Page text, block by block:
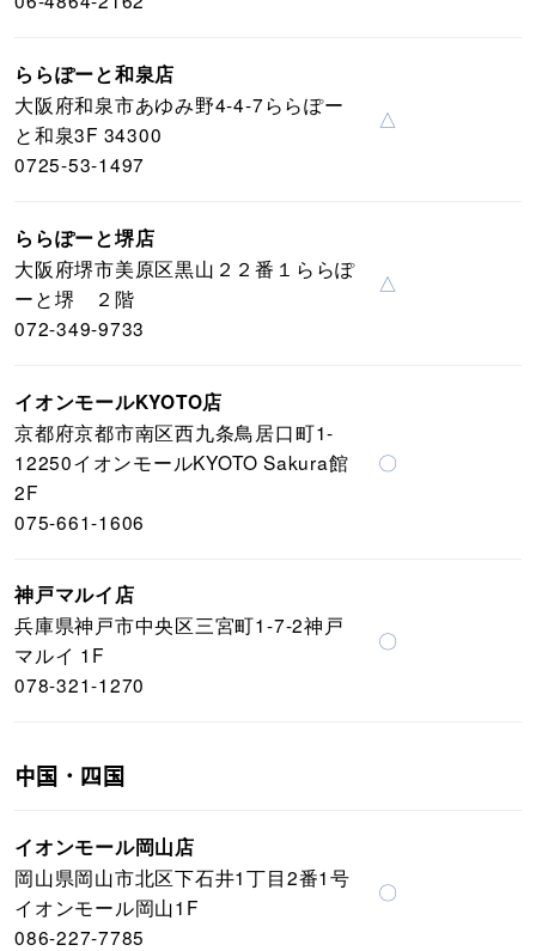
ららぽーと和泉店
大阪府和泉市あゆみ野4-4-7ららぽー
と和泉3F 34300
0725-53-1497
△
ららぽーと堺店
大阪府堺市美原区黒山２２番１ららぽ
ーと堺 ２階
072-349-9733
△
イオンモールKYOTO店
京都府京都市南区西九条鳥居口町1-
12250イオンモールKYOTO Sakura館
2F
075-661-1606
〇
神戸マルイ店
兵庫県神戸市中央区三宮町1-7-2神戸
マルイ 1F
078-321-1270
〇
中国・四国
イオンモール岡山店
岡山県岡山市北区下石井1丁目2番1号
イオンモール岡山1F
086-227-7785
〇